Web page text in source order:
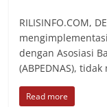
RILISINFO.COM,
dengan Asosiasi
(ABPEDNAS), tidak
Read more